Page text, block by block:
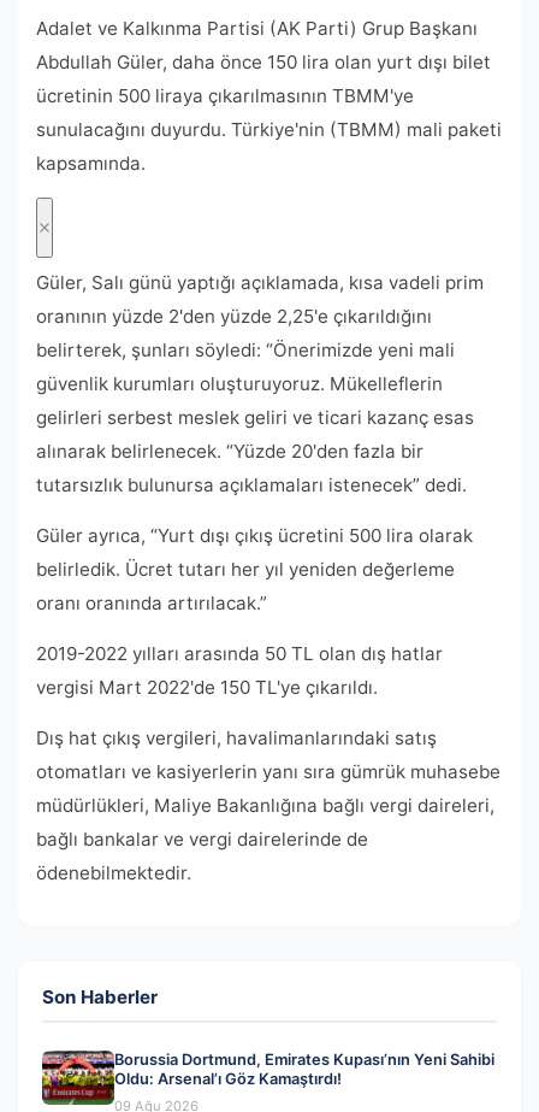
Adalet ve Kalkınma Partisi (AK Parti) Grup Başkanı
Abdullah Güler, daha önce 150 lira olan yurt dışı bilet
ücretinin 500 liraya çıkarılmasının TBMM'ye
sunulacağını duyurdu. Türkiye'nin (TBMM) mali paketi
kapsamında.
Güler, Salı günü yaptığı açıklamada, kısa vadeli prim
oranının yüzde 2'den yüzde 2,25'e çıkarıldığını
belirterek, şunları söyledi: “Önerimizde yeni mali
güvenlik kurumları oluşturuyoruz. Mükelleflerin
gelirleri serbest meslek geliri ve ticari kazanç esas
alınarak belirlenecek. “Yüzde 20'den fazla bir
tutarsızlık bulunursa açıklamaları istenecek” dedi.
Güler ayrıca, “Yurt dışı çıkış ücretini 500 lira olarak
belirledik. Ücret tutarı her yıl yeniden değerleme
oranı oranında artırılacak.”
2019-2022 yılları arasında 50 TL olan dış hatlar
vergisi Mart 2022'de 150 TL'ye çıkarıldı.
Dış hat çıkış vergileri, havalimanlarındaki satış
otomatları ve kasiyerlerin yanı sıra gümrük muhasebe
müdürlükleri, Maliye Bakanlığına bağlı vergi daireleri,
bağlı bankalar ve vergi dairelerinde de
ödenebilmektedir.
Son Haberler
Borussia Dortmund, Emirates Kupası’nın Yeni Sahibi
Oldu: Arsenal’ı Göz Kamaştırdı!
09 Ağu 2026